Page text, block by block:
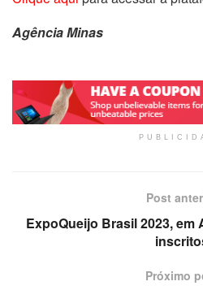
Agência Minas
Post
ExpoQueijo Brasil 2023, em
Próximo